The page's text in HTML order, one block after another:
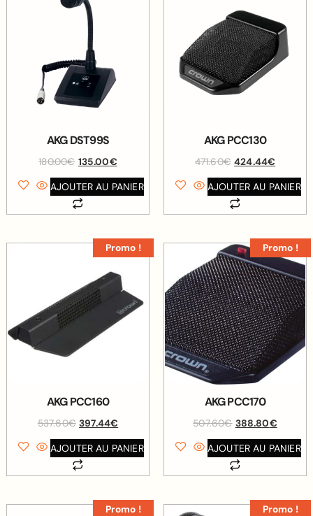
AKG DST99S
180.00€ 135.00€
AJOUTER AU PANIER
AKG PCC130
471.60€ 424.44€
AJOUTER AU PANIER
Promo !
AKG PCC160
537.60€ 397.44€
AJOUTER AU PANIER
Promo !
AKG PCC170
507.60€ 388.80€
AJOUTER AU PANIER
Promo ! Promo !